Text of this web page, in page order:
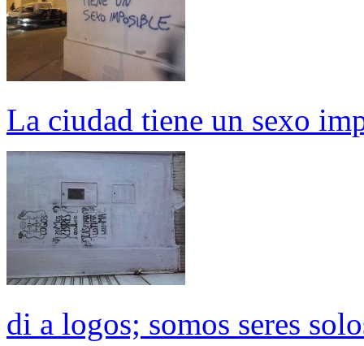
La ciudad tiene un sexo
di a logos; somos seres